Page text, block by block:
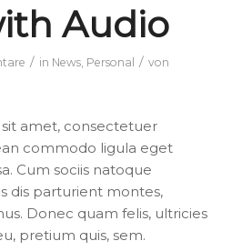
Audio
/ in News, Personal / von
amet, consectetuer
commodo ligula eget
Cum sociis natoque
dis parturient montes,
Donec quam felis, ultricies
pretium quis, sem.